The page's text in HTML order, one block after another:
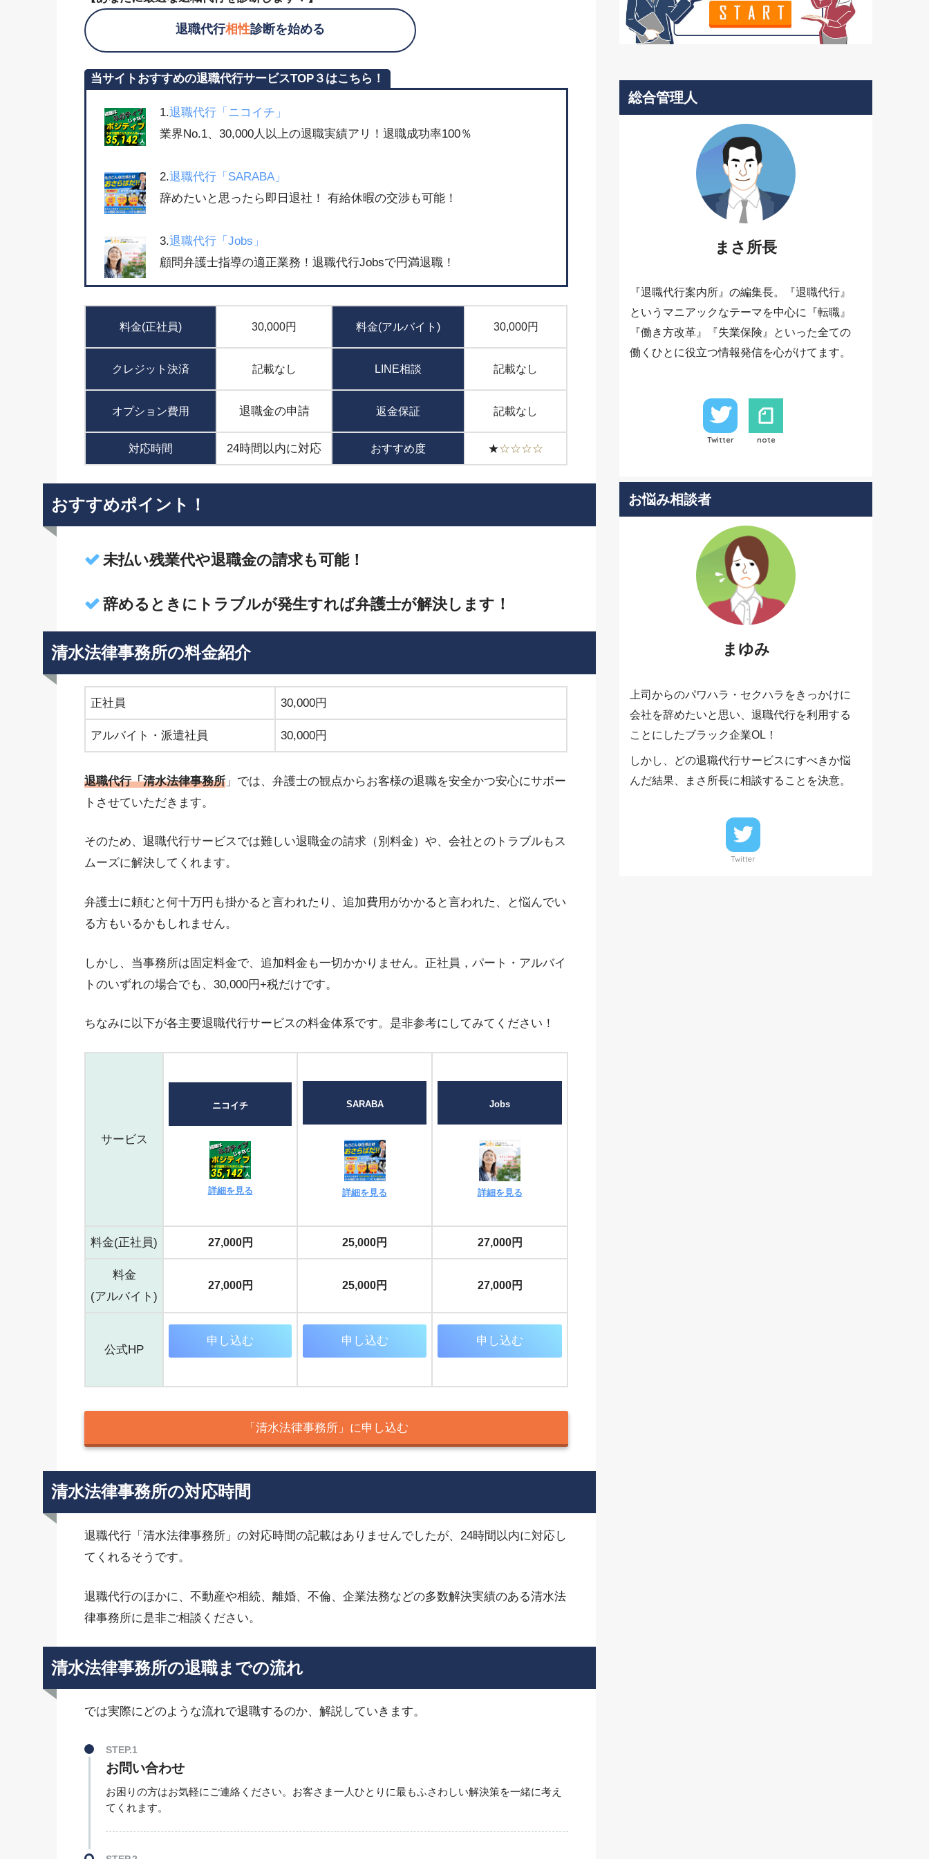
退職代行相性診断を始める
当サイトおすすめの退職代行サービスTOP３はこちら！
1.退職代行「ニコイチ」
業界No.1、30,000人以上の退職実績アリ！退職成功率100％
2.退職代行「SARABA」
辞めたいと思ったら即日退社！ 有給休暇の交渉も可能！
3.退職代行「Jobs」
顧問弁護士指導の適正業務！退職代行Jobsで円満退職！
料金(正社員) 30,000円 料金(アルバイト) 30,000円
クレジット決済 記載なし LINE相談 記載なし
オプション費用 退職金の申請 返金保証 記載なし
対応時間 24時間以内に対応 おすすめ度 ★☆☆☆☆
おすすめポイント！
未払い残業代や退職金の請求も可能！
辞めるときにトラブルが発生すれば弁護士が解決します！
清水法律事務所の料金紹介
正社員 30,000円
アルバイト・派遣社員 30,000円
退職代行「清水法律事務所 」では、弁護士の観点からお客様の退職を安全かつ安心にサポー
トさせていただきます。
そのため、退職代行サービスでは難しい退職金の請求（別料金）や、会社とのトラブルもス
ムーズに解決してくれます。
弁護士に頼むと何十万円も掛かると言われたり、追加費用がかかると言われた、と悩んでい
る方もいるかもしれません。
しかし、当事務所は固定料金で、追加料金も一切かかりません。正社員，パート・アルバイ
トのいずれの場合でも、30,000円+税だけです。
ちなみに以下が各主要退職代行サービスの料金体系です。是非参考にしてみてください！
サービス
ニコイチ
詳細を見る
SARABA
詳細を見る
Jobs
詳細を見る
料金(正社員) 27,000円 25,000円 27,000円
料金
(アルバイト)
27,000円 25,000円 27,000円
公式HP
申し込む 申し込む 申し込む
「清水法律事務所」に申し込む
清水法律事務所の対応時間
退職代行「清水法律事務所」の対応時間の記載はありませんでしたが、24時間以内に対応し
てくれるそうです。
退職代行のほかに、不動産や相続、離婚、不倫、企業法務などの多数解決実績のある清水法
律事務所に是非ご相談ください。
清水法律事務所の退職までの流れ
では実際にどのような流れで退職するのか、解説していきます。
STEP.1
お問い合わせ
お困りの方はお気軽にご連絡ください。お客さま一人ひとりに最もふさわしい解決策を一緒に考え
てくれます。
総合管理人
まさ所長
『退職代行案内所』の編集長。『退職代行』
というマニアックなテーマを中心に『転職』
『働き方改革』『失業保険』といった全ての
働くひとに役立つ情報発信を心がけてます。
Twitter note
お悩み相談者
まゆみ
上司からのパワハラ・セクハラをきっかけに
会社を辞めたいと思い、退職代行を利用する
ことにしたブラック企業OL！
しかし、どの退職代行サービスにすべきか悩
んだ結果、まさ所長に相談することを決意。
Twitter